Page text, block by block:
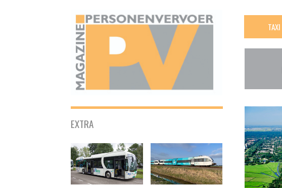
TAXI
EXTRA